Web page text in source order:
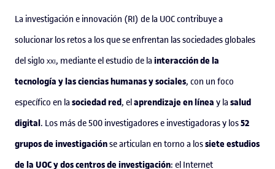
La investigación e innovación (RI) de la UOC contribuye a
solucionar los retos a los que se enfrentan las sociedades globales
del siglo xxi, mediante el estudio de la interacción de la
tecnología y las ciencias humanas y sociales, con un foco
específico en la sociedad red, elaprendizaje en línea y la salud
digital. Los más de 500 investigadores e investigadoras y los52
grupos de investigaciónse articulan en torno a lossiete estudios
de la UOC y dos centros de investigación: el Internet